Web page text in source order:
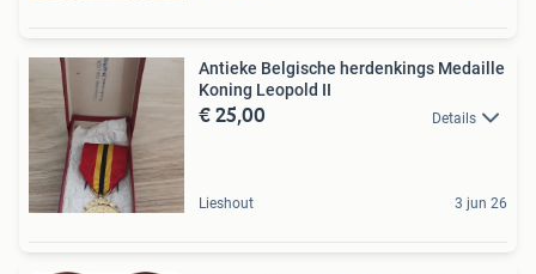
Antieke Belgische herdenkings Medaille
Koning Leopold II
€ 25,00 Details
Lieshout 3 jun 26